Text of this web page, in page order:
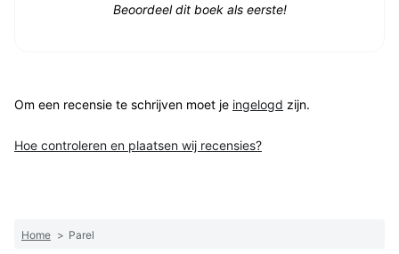
Beoordeel dit boek als eerste!
Om een recensie te schrijven moet je ingelogd zijn.
Hoe controleren en plaatsen wij recensies?
Home > Parel